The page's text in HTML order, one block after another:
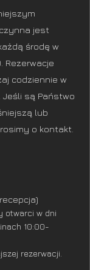
jest
środę w
Rezerwacje
codziennie w
Jeśli są Państwo
lub
o kontakt.
otwarci w dni
10:00-
rezerwacji.